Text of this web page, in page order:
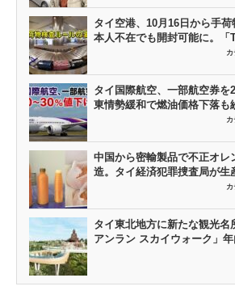
タイ空港、10月16日から手荷
本人不在でも開封可能に。「
タイ国際航空、一部航空券を
東情勢緩和で燃油価格下落も
中国から密輸製品で不正オレ
造。タイ経済犯罪捜査局が
タイ東北地方に新たな観光名
アンラン スカイウォーク」年